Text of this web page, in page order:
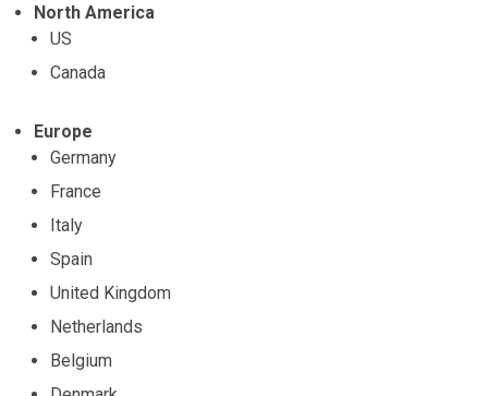
North America
US
Canada
Europe
Germany
France
Italy
Spain
United Kingdom
Netherlands
Belgium